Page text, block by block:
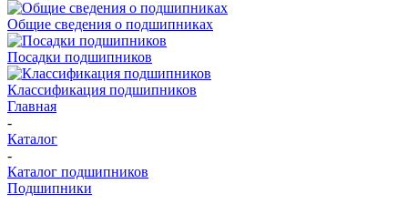
Общие сведения о подшипниках
Посадки подшипников
Классификация подшипников
Главная
-
Каталог
-
Каталог подшипников
Подшипники